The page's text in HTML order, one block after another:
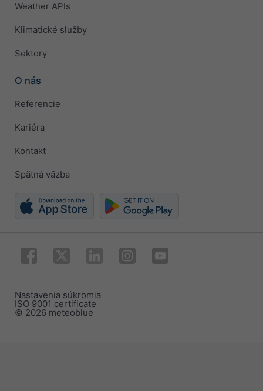
Weather APIs
Klimatické služby
Sektory
O nás
Referencie
Kariéra
Kontakt
Spätná väzba
© 2026 meteoblue
ISO 9001 certificate
Nastavenia súkromia